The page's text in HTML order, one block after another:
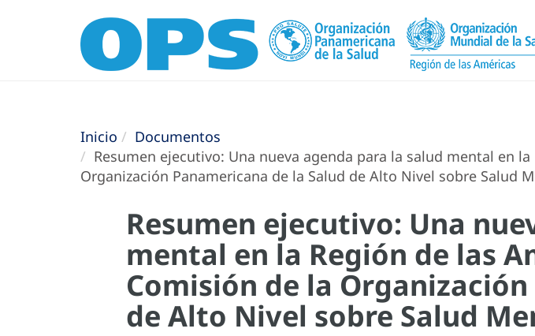
Inicio
Documentos
Resumen ejecutivo: Una nueva agenda para la salud mental en
Organización Panamericana de la Salud de Alto Nivel sobre Salud
Resumen ejecutivo: Una
mental en la Región de las
Comisión de la
de Alto Nivel sobre Salud